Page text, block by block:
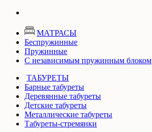
МАТРАСЫ
Беспружинные
Пружинные
С независимым пружинным блоком
ТАБУРЕТЫ
Барные табуреты
Деревянные табуреты
Детские табуреты
Металлические табуреты
Табуреты-стремянки